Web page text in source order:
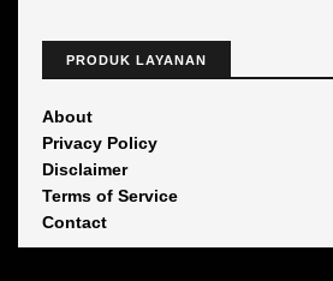
PRODUK LAYANAN
About
Privacy Policy
Disclaimer
Terms of Service
Contact